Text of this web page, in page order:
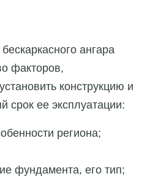
ангара
факторов,
конструкцию и
срок ее эксплуатации:
региона;
фундамента, его тип;